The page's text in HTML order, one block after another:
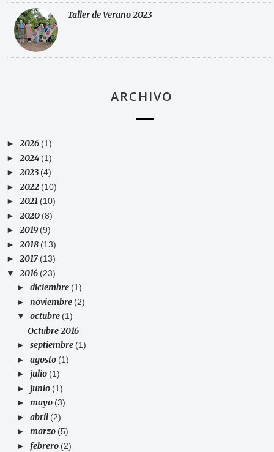
Taller de Verano 2023
ARCHIVO
► 2026 (1)
► 2024 (1)
► 2023 (4)
► 2022 (10)
► 2021 (10)
► 2020 (8)
► 2019 (9)
► 2018 (13)
► 2017 (13)
▼ 2016 (23)
► diciembre (1)
► noviembre (2)
▼ octubre (1)
Octubre 2016
► septiembre (1)
► agosto (1)
► julio (1)
► junio (1)
► mayo (3)
► abril (2)
► marzo (5)
► febrero (2)